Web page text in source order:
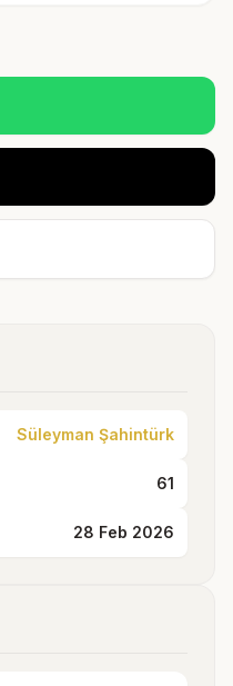
Süleyman Şahintürk
61
28 Feb 2026